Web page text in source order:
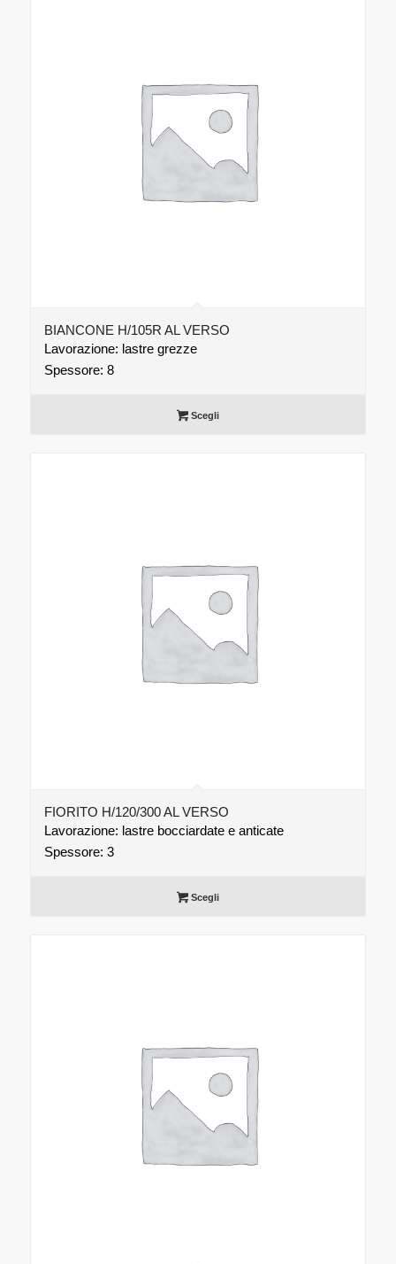
BIANCONE H/105R AL VERSO
Lavorazione: lastre grezze
Spessore: 8
Scegli
FIORITO H/120/300 AL VERSO
Lavorazione: lastre bocciardate e anticate
Spessore: 3
Scegli